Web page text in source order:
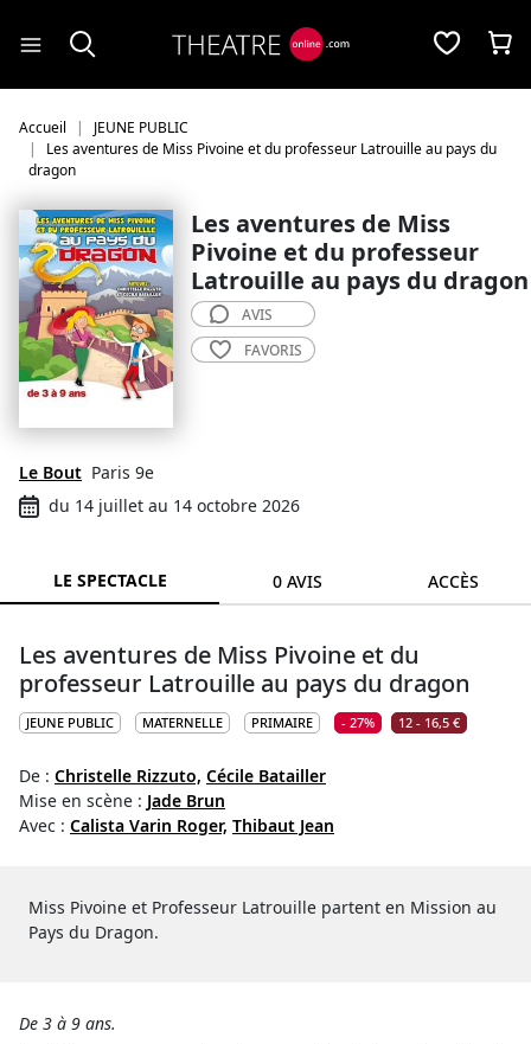
Accueil
JEUNE PUBLIC
Les aventures de Miss Pivoine et du professeur Latrouille au pays du
dragon
Les aventures de Miss
Pivoine et du professeur
Latrouille au pays du dragon
Le Bout Paris 9e
du 14 juillet au 14 octobre 2026
AVIS
FAVORIS
LE SPECTACLE 0 AVIS ACCÈS
Les aventures de Miss Pivoine et du
professeur Latrouille au pays du dragon
JEUNE PUBLIC MATERNELLE PRIMAIRE - 27% 12 - 16,5 €
De : Christelle Rizzuto, Cécile Batailler
Mise en scène : Jade Brun
Avec : Calista Varin Roger, Thibaut Jean
Miss Pivoine et Professeur Latrouille partent en Mission au
Pays du Dragon.
De 3 à 9 ans.